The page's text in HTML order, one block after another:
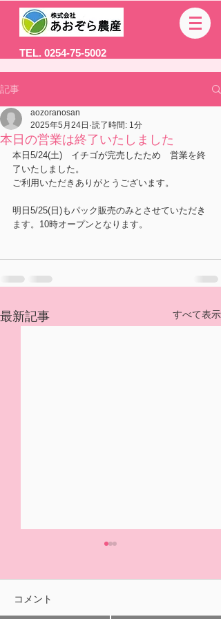
TEL. 0254-75-5002
記事
本日の営業は終了いたしました
aozoranosan
2025年5月24日 読了時間: 1分
本日5/24(土)　イチゴが完売したため　営業を終
了いたしました。
ご利用いただきありがとうございます。
明日5/25(日)もパック販売のみとさせていただき
ます。10時オープンとなります。
最新記事 すべて表示
おはようございます！ ２/14
の開園初日より たくさんの
コメント